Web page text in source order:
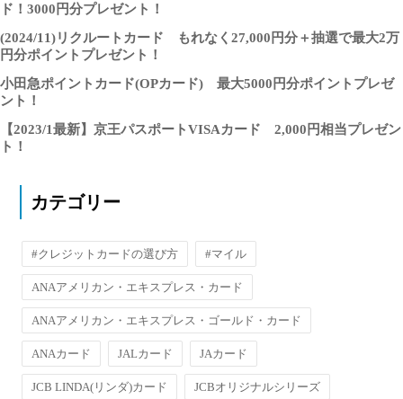
ド！3000円分プレゼント！
(2024/11)リクルートカード もれなく27,000円分＋抽選で最大2万
円分ポイントプレゼント！
小田急ポイントカード(OPカード) 最大5000円分ポイントプレゼ
ント！
【2023/1最新】京王パスポートVISAカード 2,000円相当プレゼン
ト！
カテゴリー
#クレジットカードの選び方 #マイル
ANAアメリカン・エキスプレス・カード
ANAアメリカン・エキスプレス・ゴールド・カード
ANAカード JALカード JAカード
JCB LINDA(リンダ)カード JCBオリジナルシリーズ